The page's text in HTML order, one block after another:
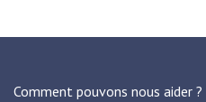
Comment pouvons nous aider ?